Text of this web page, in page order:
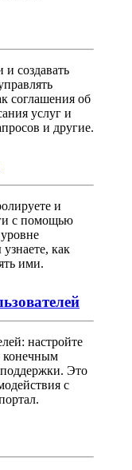
создавать
соглашения об
услуг и
и другие.
и
с помощью
как
ими.
настройте
конечным
Это
с